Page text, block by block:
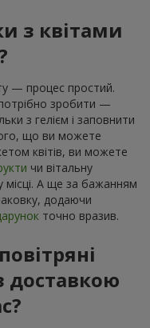
з квітами
— процес простий.
зробити —
з гелієм і заповнити
що ви можете
квітів, ви можете
чи вітальну
місці. А ще за бажанням
додаючи
точно вразив.
доставкою